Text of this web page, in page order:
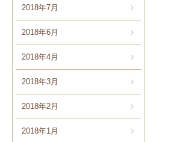
2018年7月
2018年6月
2018年4月
2018年3月
2018年2月
2018年1月